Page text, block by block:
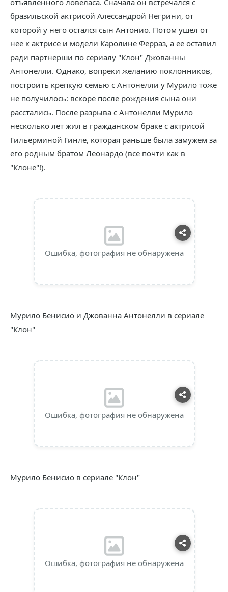
отъявленного ловеласа. Сначала он встречался с
бразильской актрисой Алессандрой Негрини, от
которой у него остался сын Антонио. Потом ушел от
нее к актрисе и модели Каролине Ферраз, а ее оставил
ради партнерши по сериалу "Клон" Джованны
Антонелли. Однако, вопреки желанию поклонников,
построить крепкую семью с Антонелли у Мурило тоже
не получилось: вскоре после рождения сына они
расстались. После разрыва с Антонелли Мурило
несколько лет жил в гражданском браке с актрисой
Гильерминой Гинле, которая раньше была замужем за
его родным братом Леонардо (все почти как в
"Клоне"!).
Ошибка, фотография не обнаружена
Мурило Бенисио и Джованна Антонелли в сериале
"Клон"
Ошибка, фотография не обнаружена
Мурило Бенисио в сериале "Клон"
Ошибка, фотография не обнаружена